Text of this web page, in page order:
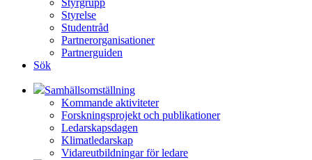
Styrgrupp
Styrelse
Studentråd
Partnerorganisationer
Partnerguiden
Sök
Samhällsomställning
Kommande aktiviteter
Forskningsprojekt och publikationer
Ledarskapsdagen
Klimatledarskap
Vidareutbildningar för ledare